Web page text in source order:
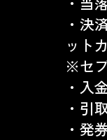
・決
ット
※セ
・入
・引
・発